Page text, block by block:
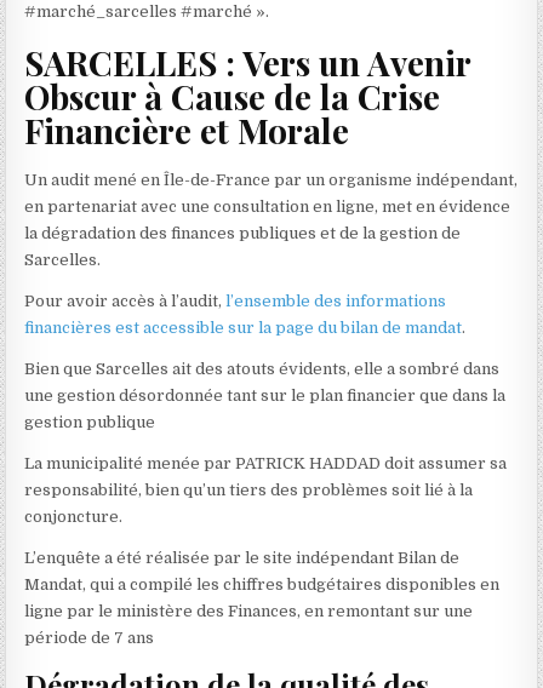
#marché_sarcelles #marché ».
SARCELLES : Vers un Avenir
Obscur à Cause de la Crise
Financière et Morale
Un audit mené en Île-de-France par un organisme indépendant,
en partenariat avec une consultation en ligne, met en évidence
la dégradation des finances publiques et de la gestion de
Sarcelles.
Pour avoir accès à l’audit,l’ensemble des informations
financières est accessible sur la page du bilan de mandat.
Bien que Sarcelles ait des atouts évidents, elle a sombré dans
une gestion désordonnée tant sur le plan financier que dans la
gestion publique
La municipalité menée par PATRICK HADDAD doit assumer sa
responsabilité, bien qu’un tiers des problèmes soit lié à la
conjoncture.
L’enquête a été réalisée par le site indépendant Bilan de
Mandat, qui a compilé les chiffres budgétaires disponibles en
ligne par le ministère des Finances, en remontant sur une
période de 7 ans